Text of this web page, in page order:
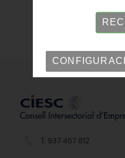
T. 937 457 812